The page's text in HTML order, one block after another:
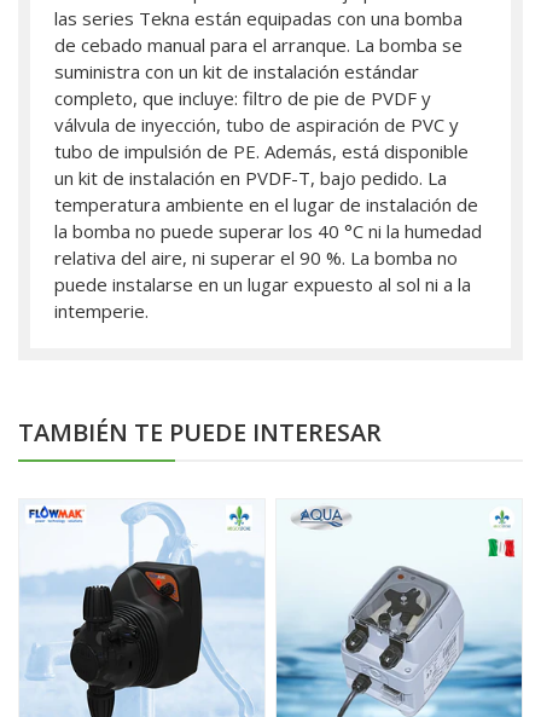
las series Tekna están equipadas con una bomba
de cebado manual para el arranque. La bomba se
suministra con un kit de instalación estándar
completo, que incluye: filtro de pie de PVDF y
válvula de inyección, tubo de aspiración de PVC y
tubo de impulsión de PE. Además, está disponible
un kit de instalación en PVDF-T, bajo pedido. La
temperatura ambiente en el lugar de instalación de
la bomba no puede superar los 40 °C ni la humedad
relativa del aire, ni superar el 90 %. La bomba no
puede instalarse en un lugar expuesto al sol ni a la
intemperie.
TAMBIÉN TE PUEDE INTERESAR